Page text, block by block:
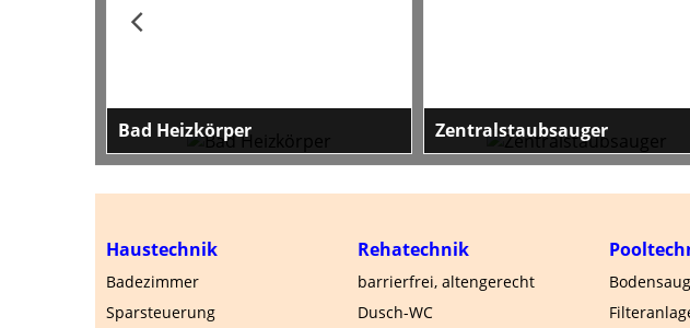
Bad Heizkörper
Design- und Sprossenheizkörper im Shop
Zentralstaubsauger
Moderne und komfortable Bvc
Haustechnik
Badezimmer
Sparsteuerung
Rehatechnik
barrierfrei, altengerecht
Dusch-WC